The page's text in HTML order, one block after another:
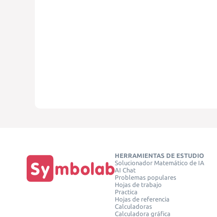
HERRAMIENTAS DE ESTUDIO
Solucionador Matemático de IA
AI Chat
Problemas populares
Hojas de trabajo
Practica
Hojas de referencia
Calculadoras
Calculadora gráfica